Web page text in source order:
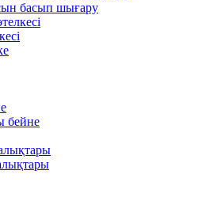
басып шығару
бейне